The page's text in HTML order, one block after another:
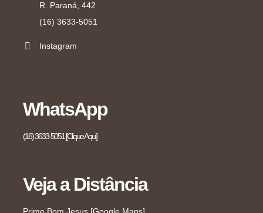
R. Paraná, 442
(16) 3633-5051
Instagram
WhatsApp
(16) 3633-5051 [Clique Aqui]
Veja a Distância